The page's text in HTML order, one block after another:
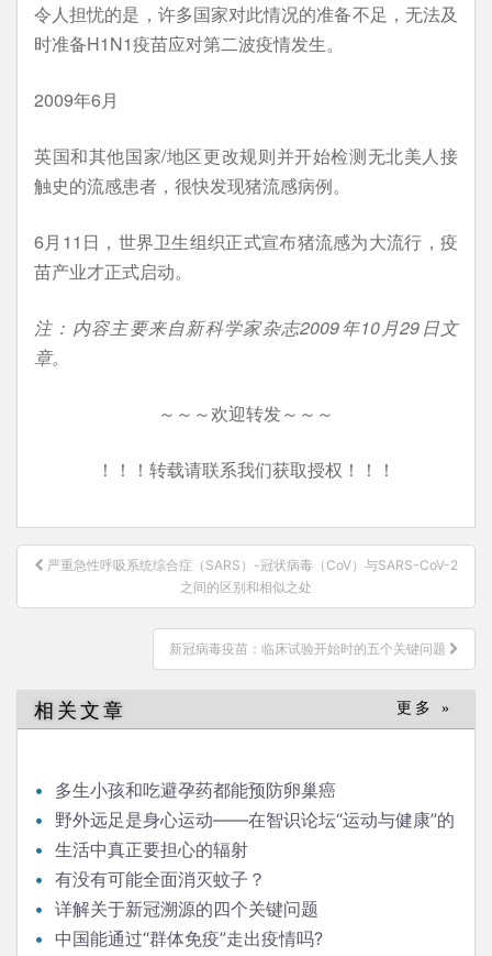
令人担忧的是，许多国家对此情况的准备不足，无法及
时准备H1N1疫苗应对第二波疫情发生。
2009年6月
英国和其他国家/地区更改规则并开始检测无北美人接
触史的流感患者，很快发现猪流感病例。
6月11日，世界卫生组织正式宣布猪流感为大流行，疫
苗产业才正式启动。
注：内容主要来自新科学家杂志2009年10月29日文
章。
～～～欢迎转发～～～
！！！转载请联系我们获取授权！！！
文
导
严重急性呼吸系统综合症（SARS）-冠状病毒（CoV）与SARS-CoV-2
之间的区别和相似之处
新冠病毒疫苗：临床试验开始时的五个关键问题
相关文章 更多 »
多生小孩和吃避孕药都能预防卵巢癌
野外远足是身心运动——在智识论坛“运动与健康”的
发言生活中真正要担心的辐射
有没有可能全面消灭蚊子？
详解关于新冠溯源的四个关键问题
中国能通过“群体免疫”走出疫情吗?